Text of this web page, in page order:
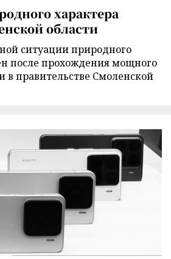
характера
области
ситуации природного
после прохождения мощного
в правительстве Смоленской